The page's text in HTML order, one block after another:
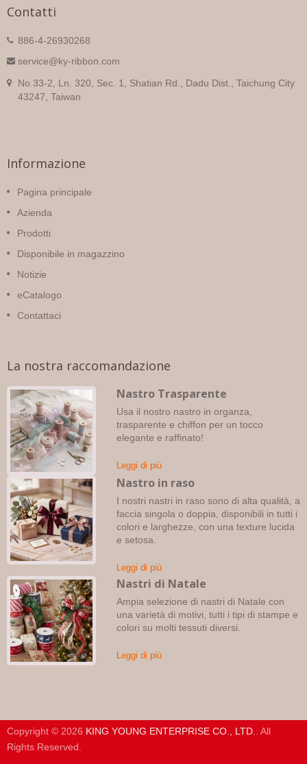
Contatti
886-4-26930268
service@ky-ribbon.com
No.33-2, Ln. 320, Sec. 1, Shatian Rd., Dadu Dist., Taichung City
43247, Taiwan
Informazione
Pagina principale
Azienda
Prodotti
Disponibile in magazzino
Notizie
eCatalogo
Contattaci
La nostra raccomandazione
Nastro Trasparente
Usa il nostro nastro in organza,
trasparente e chiffon per un tocco
elegante e raffinato!
Leggi di più
Nastro in raso
I nostri nastri in raso sono di alta qualità, a
faccia singola o doppia, disponibili in tutti i
colori e larghezze, con una texture lucida
e setosa.
Leggi di più
Nastri di Natale
Ampia selezione di nastri di Natale con
una varietà di motivi, tutti i tipi di stampe e
colori su molti tessuti diversi.
Leggi di più
Copyright © 2026 KING YOUNG ENTERPRISE CO., LTD.
. All
Rights Reserved.